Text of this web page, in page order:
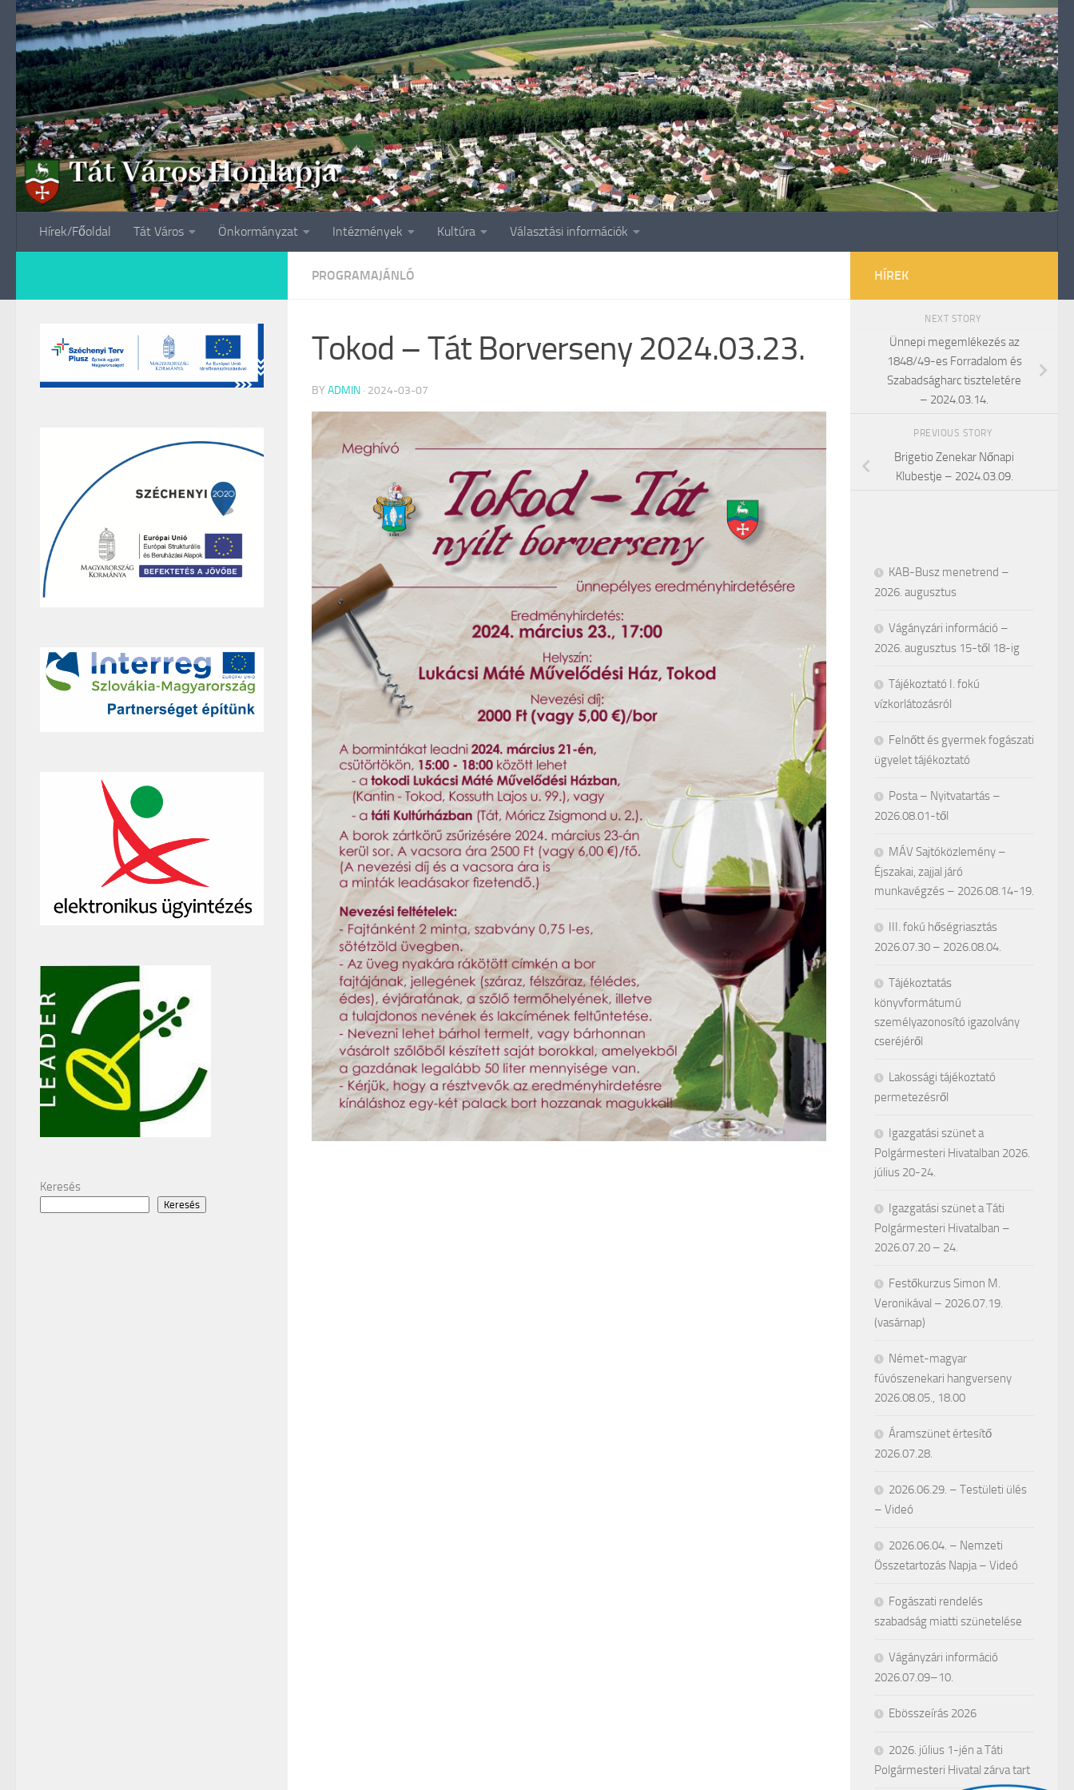
Skip to content
Hírek/Főoldal Tát Város Önkormányzat Intézmények Kultúra Választási információk
PROGRAMAJÁNLÓ
Tokod – Tát Borverseny 2024.03.23.
BY ADMIN · 2024-03-07
Keresés
Keresés
HÍREK
NEXT STORY
Ünnepi megemlékezés az
1848/49-es Forradalom és
Szabadságharc tiszteletére
– 2024.03.14.
PREVIOUS STORY
Brigetio Zenekar Nőnapi
Klubestje – 2024.03.09.
KAB-Busz menetrend –
2026. augusztus
Vágányzári információ –
2026. augusztus 15-től 18-ig
Tájékoztató I. fokú
vízkorlátozásról
Felnőtt és gyermek fogászati
ügyelet tájékoztató
Posta – Nyitvatartás –
2026.08.01-től
MÁV Sajtóközlemény –
Éjszakai, zajjal járó
munkavégzés – 2026.08.14-19.
III. fokú hőségriasztás
2026.07.30 – 2026.08.04.
Tájékoztatás
könyvformátumú
személyazonosító igazolvány
cseréjéről
Lakossági tájékoztató
permetezésről
Igazgatási szünet a
Polgármesteri Hivatalban 2026.
július 20-24.
Igazgatási szünet a Táti
Polgármesteri Hivatalban –
2026.07.20 – 24.
Festőkurzus Simon M.
Veronikával – 2026.07.19.
(vasárnap)
Német-magyar
fúvószenekari hangverseny
2026.08.05., 18.00
Áramszünet értesítő
2026.07.28.
2026.06.29. – Testületi ülés
– Videó
2026.06.04. – Nemzeti
Összetartozás Napja – Videó
Fogászati rendelés
szabadság miatti szünetelése
Vágányzári információ
2026.07.09–10.
Ebösszeírás 2026
2026. július 1-jén a Táti
Polgármesteri Hivatal zárva tart